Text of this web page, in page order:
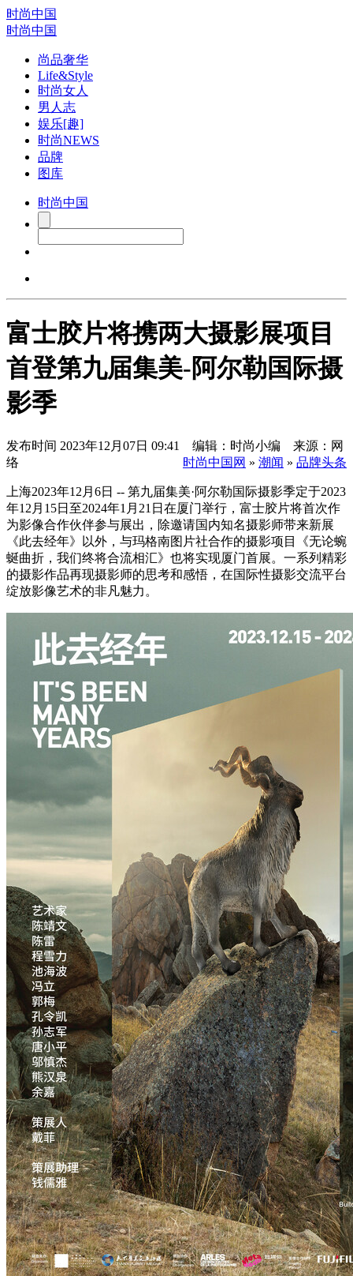
时尚中国
时尚中国
尚品奢华
Life&Style
时尚女人
男人志
娱乐[趣]
时尚NEWS
品牌
图库
时尚中国
富士胶片将携两大摄影展项目
首登第九届集美-阿尔勒国际摄
影季
发布时间 2023年12月07日 09:41 编辑：时尚小编 来源：网
络
时尚中国网 » 潮闻 » 品牌头条
上海2023年12月6日 -- 第九届集美·阿尔勒国际摄影季定于2023
年12月15日至2024年1月21日在厦门举行，富士胶片将首次作
为影像合作伙伴参与展出，除邀请国内知名摄影师带来新展
《此去经年》以外，与玛格南图片社合作的摄影项目《无论蜿
蜒曲折，我们终将合流相汇》也将实现厦门首展。一系列精彩
的摄影作品再现摄影师的思考和感悟，在国际性摄影交流平台
绽放影像艺术的非凡魅力。